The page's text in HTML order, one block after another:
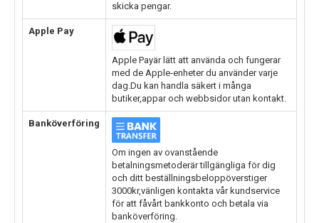
skicka pengar.
Apple Pay
Apple Payär lätt att använda och fungerar
med de Apple-enheter du använder varje
dag.Du kan handla säkert i många
butiker,appar och webbsidor utan kontakt.
Banköverföring
Om ingen av ovanstående
betalningsmetoderär tillgängliga för dig
och ditt beställningsbeloppöverstiger
3000kr,vänligen kontakta vår kundservice
för att fåvårt bankkonto och betala via
banköverföring.